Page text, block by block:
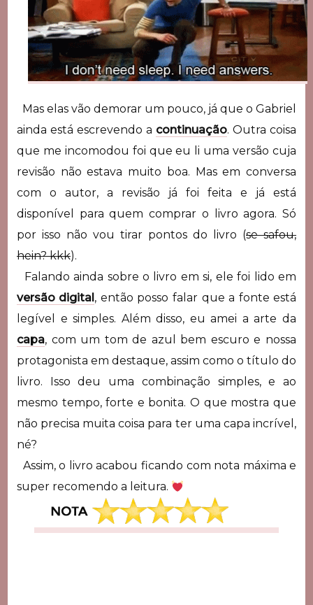
Mas elas vão demorar um pouco, já que o Gabriel
ainda está escrevendo a continuação. Outra coisa
que me incomodou foi que eu li uma versão cuja
revisão não estava muito boa. Mas em conversa
com o autor, a revisão já foi feita e já está
disponível para quem comprar o livro agora. Só
por isso não vou tirar pontos do livro (se safou,
hein? kkk).
Falando ainda sobre o livro em si, ele foi lido em
versão digital , então posso falar que a fonte está
legível e simples. Além disso, eu amei a arte da
capa, com um tom de azul bem escuro e nossa
protagonista em destaque, assim como o título do
livro. Isso deu uma combinação simples, e ao
mesmo tempo, forte e bonita. O que mostra que
não precisa muita coisa para ter uma capa incrível,
né?
Assim, o livro acabou ficando com nota máxima e
super recomendo a leitura.